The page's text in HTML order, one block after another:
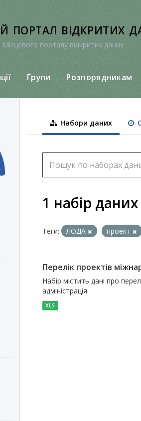
портал відкритих
порталу відкритих даних
Групи Розпорядникам
Набори даних
1 набір
Теги: ЛОДА проект
Перелік проектів
Набір містить дані про
адміністрація
XLS